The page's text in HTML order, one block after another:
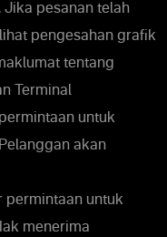
Jika pesanan telah
pengesahan grafik
tentang
Terminal
untuk
akan
permintaan untuk
menerima